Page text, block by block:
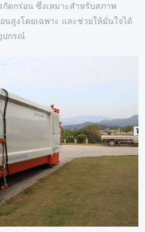
ดกร่อน ซึ่งเหมาะสำหรับสภาพ
สูงโดยเฉพาะ และช่วยให้มั่นใจได้
ปกรณ์